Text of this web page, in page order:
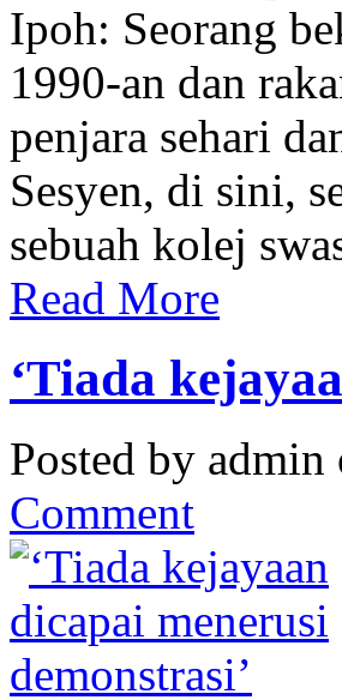
Ipoh: Seorang
1990-an dan
penjara sehari
Sesyen, di sini,
sebuah kolej
Read More
‘Tiada
Posted by
Comment